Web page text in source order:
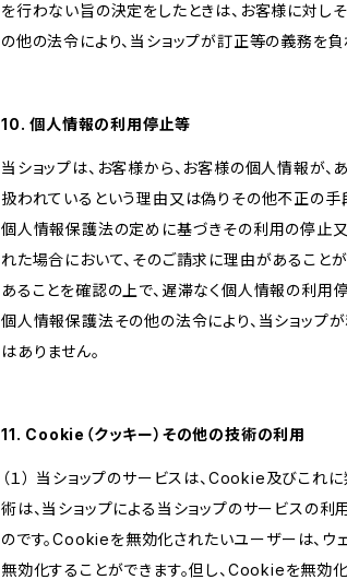
を行わない旨の決定をしたときは、お客様に対し
の他の法令により、当ショップが訂正等の義務を
10. 個人情報の利用停止等
当ショップは、お客様から、お客様の個人情報が
扱われているという理由又は偽りその他不正の手
個人情報保護法の定めに基づきその利用の停止又
れた場合において、そのご請求に理由があること
あることを確認の上で、遅滞なく個人情報の利用
個人情報保護法その他の法令により、当ショップ
はありません。
11. Cookie（クッキー）その他の技術の利用
（１） 当ショップのサービスは、Cookie及びこれ
術は、当ショップによる当ショップのサービスの
のです。Cookieを無効化されたいユーザーは、
無効化することができます。但し、Cookieを無効